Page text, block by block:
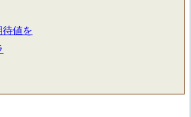
待値を